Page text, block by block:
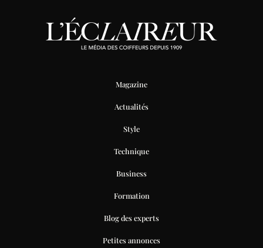
Magazine
Actualités
Style
Technique
Business
Formation
Blog des experts
Petites annonces